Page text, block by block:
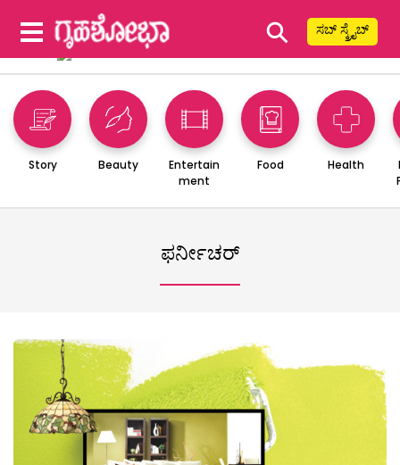
⚲ ಸಬ್ ಸ್ಕ್ರೈಬ್
Story Beauty
Entertain
ment
Food Health
ಫರ್ನೀಚರ್